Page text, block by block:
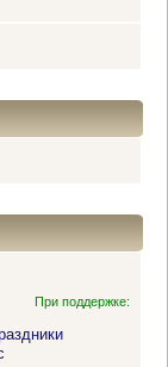
При поддержке: